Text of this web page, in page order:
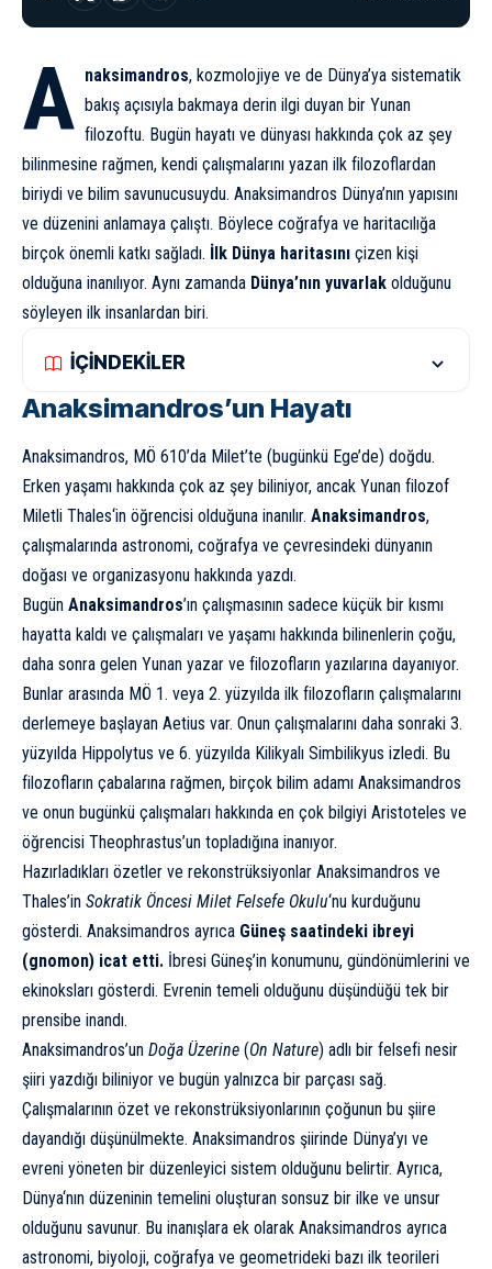
A naksimandros, kozmolojiye ve de Dünya’ya sistematik
bakış açısıyla bakmaya derin ilgi duyan bir Yunan
filozoftu. Bugün hayatı ve dünyası hakkında çok az şey
bilinmesine rağmen, kendi çalışmalarını yazan ilk filozoflardan
biriydi ve bilim savunucusuydu. Anaksimandros Dünya’nın yapısını
ve düzenini anlamaya çalıştı. Böylece coğrafya ve haritacılığa
birçok önemli katkı sağladı. İlk Dünya haritasını çizen kişi
olduğuna inanılıyor. Aynı zamanda Dünya’nın yuvarlak olduğunu
söyleyen ilk insanlardan biri.
İÇİNDEKİLER
Anaksimandros’un Hayatı
Anaksimandros, MÖ 610’da Milet’te (bugünkü Ege’de) doğdu.
Erken yaşamı hakkında çok az şey biliniyor, ancak Yunan filozof
Miletli Thales‘in öğrencisi olduğuna inanılır. Anaksimandros,
çalışmalarında astronomi, coğrafya ve çevresindeki dünyanın
doğası ve organizasyonu hakkında yazdı.
Bugün Anaksimandros’ın çalışmasının sadece küçük bir kısmı
hayatta kaldı ve çalışmaları ve yaşamı hakkında bilinenlerin çoğu,
daha sonra gelen Yunan yazar ve filozofların yazılarına dayanıyor.
Bunlar arasında MÖ 1. veya 2. yüzyılda ilk filozofların çalışmalarını
derlemeye başlayan Aetius var. Onun çalışmalarını daha sonraki 3.
yüzyılda Hippolytus ve 6. yüzyılda Kilikyalı Simbilikyus izledi. Bu
filozofların çabalarına rağmen, birçok bilim adamı Anaksimandros
ve onun bugünkü çalışmaları hakkında en çok bilgiyi Aristoteles ve
öğrencisi Theophrastus’un topladığına inanıyor.
Hazırladıkları özetler ve rekonstrüksiyonlar Anaksimandros ve
Thales’in Sokratik Öncesi Milet Felsefe Okulu‘nu kurduğunu
gösterdi. Anaksimandros ayrıca Güneş saatindeki ibreyi
(gnomon) icat etti. İbresi Güneş’in konumunu, gündönümlerini ve
ekinoksları gösterdi. Evrenin temeli olduğunu düşündüğü tek bir
prensibe inandı.
Anaksimandros’un Doğa Üzerine (On Nature) adlı bir felsefi nesir
şiiri yazdığı biliniyor ve bugün yalnızca bir parçası sağ.
Çalışmalarının özet ve rekonstrüksiyonlarının çoğunun bu şiire
dayandığı düşünülmekte. Anaksimandros şiirinde Dünya’yı ve
evreni yöneten bir düzenleyici sistem olduğunu belirtir. Ayrıca,
Dünya‘nın düzeninin temelini oluşturan sonsuz bir ilke ve unsur
olduğunu savunur. Bu inanışlara ek olarak Anaksimandros ayrıca
astronomi, biyoloji, coğrafya ve geometrideki bazı ilk teorileri